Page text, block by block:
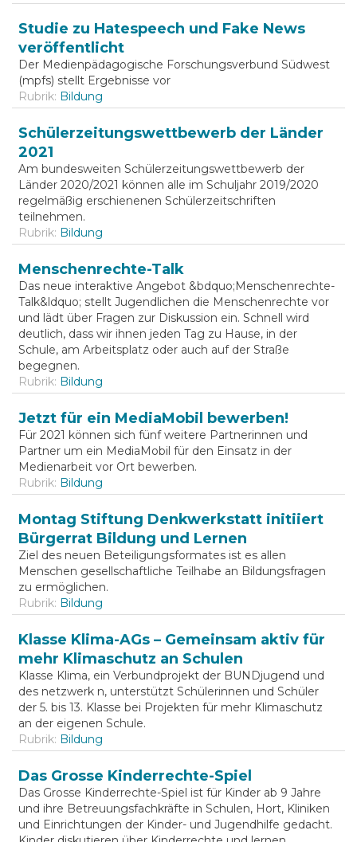
Studie zu Hatespeech und Fake News
veröffentlicht
Der Medienpädagogische Forschungsverbund Südwest
(mpfs) stellt Ergebnisse vor
Rubrik: Bildung
Schülerzeitungswettbewerb der Länder
2021
Am bundesweiten Schülerzeitungswettbewerb der
Länder 2020/2021 können alle im Schuljahr 2019/2020
regelmäßig erschienenen Schülerzeitschriften
teilnehmen.
Rubrik: Bildung
Menschenrechte-Talk
Das neue interaktive Angebot &bdquo;Menschenrechte-
Talk&ldquo; stellt Jugendlichen die Menschenrechte vor
und lädt über Fragen zur Diskussion ein. Schnell wird
deutlich, dass wir ihnen jeden Tag zu Hause, in der
Schule, am Arbeitsplatz oder auch auf der Straße
begegnen.
Rubrik: Bildung
Jetzt für ein MediaMobil bewerben!
Für 2021 können sich fünf weitere Partnerinnen und
Partner um ein MediaMobil für den Einsatz in der
Medienarbeit vor Ort bewerben.
Rubrik: Bildung
Montag Stiftung Denkwerkstatt initiiert
Bürgerrat Bildung und Lernen
Ziel des neuen Beteiligungsformates ist es allen
Menschen gesellschaftliche Teilhabe an Bildungsfragen
zu ermöglichen.
Rubrik: Bildung
Klasse Klima-AGs – Gemeinsam aktiv für
mehr Klimaschutz an Schulen
Klasse Klima, ein Verbundprojekt der BUNDjugend und
des netzwerk n, unterstützt Schülerinnen und Schüler
der 5. bis 13. Klasse bei Projekten für mehr Klimaschutz
an der eigenen Schule.
Rubrik: Bildung
Das Grosse Kinderrechte-Spiel
Das Grosse Kinderrechte-Spiel ist für Kinder ab 9 Jahre
und ihre Betreuungsfachkräfte in Schulen, Hort, Kliniken
und Einrichtungen der Kinder- und Jugendhilfe gedacht.